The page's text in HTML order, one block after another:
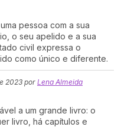
pessoa com a sua
o seu apelido e a sua
civil expressa o
como único e diferente.
2023 por Lena Almeida
a um grande livro: o
livro, há capítulos e